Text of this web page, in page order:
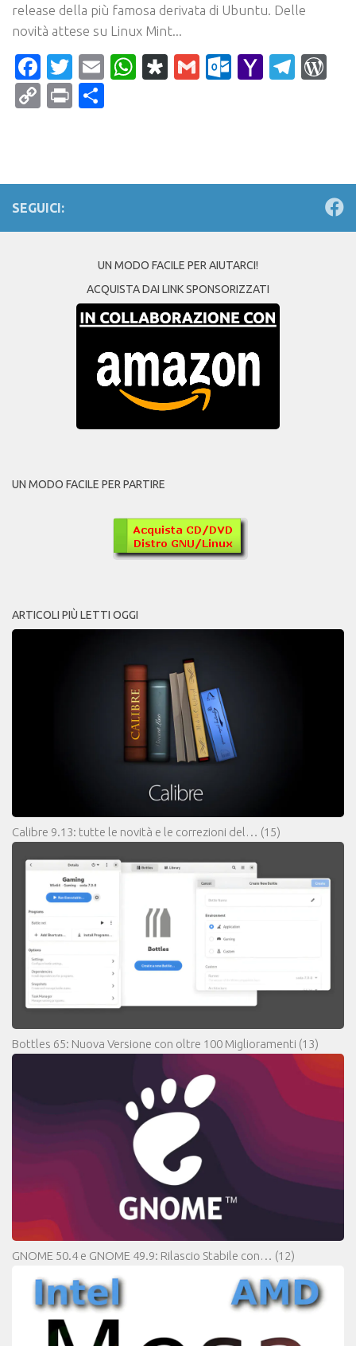
release della più famosa derivata di Ubuntu. Delle
novità attese su Linux Mint...
Facebook
Twitter
EmailWhatsApp
Diaspora
Gmail Yahoo
CopyPrint
SEGUICI:
UN MODO FACILE PER AIUTARCI!
ACQUISTA DAI LINK SPONSORIZZATI
UN MODO FACILE PER PARTIRE
ARTICOLI PIÙ LETTI OGGI
Calibre 9.13: tutte le novità e le correzioni del… (15)
Bottles 65: Nuova Versione con oltre 100 Miglioramenti (13)
GNOME 50.4 e GNOME 49.9: Rilascio Stabile con… (12)